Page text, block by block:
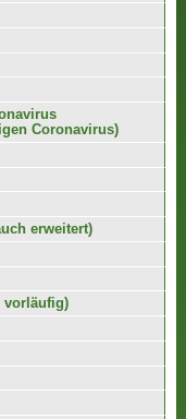
Coronavirus)
erweitert)
vorläufig)